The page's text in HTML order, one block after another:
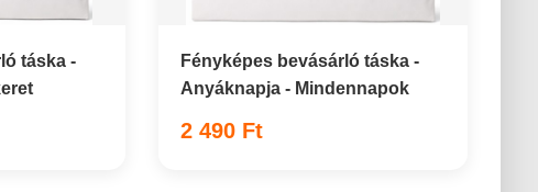
táska -
Fényképes bevásárló táska -
Anyáknapja - Mindennapok
2 490 Ft